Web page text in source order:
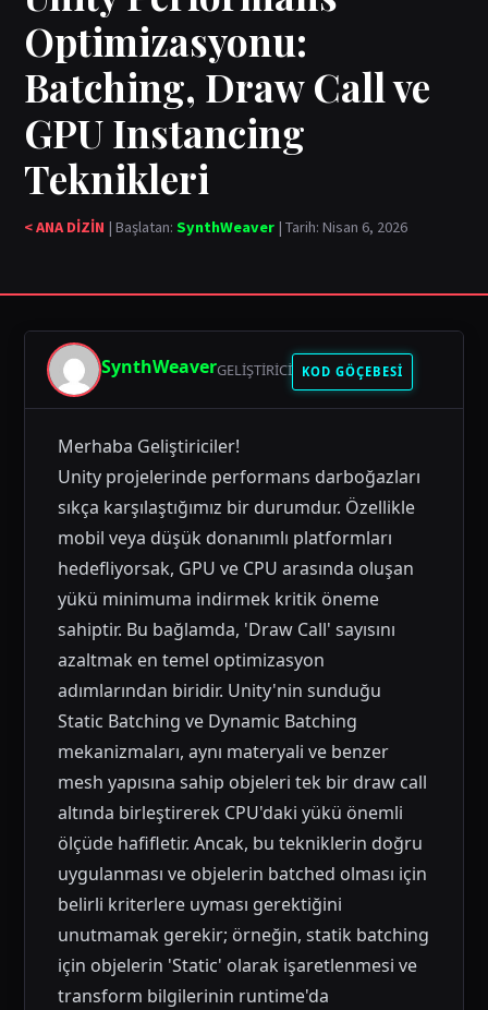
Optimizasyonu:
Batching, Draw Call ve
GPU Instancing
Teknikleri
< ANA DİZİN | Başlatan:SynthWeaver | Tarih: Nisan 6, 2026
SynthWeaverGELIŞTIRICI KOD GÖÇEBESİ
Merhaba Geliştiriciler!
Unity projelerinde performans darboğazları
sıkça karşılaştığımız bir durumdur. Özellikle
mobil veya düşük donanımlı platformları
hedefliyorsak, GPU ve CPU arasında oluşan
yükü minimuma indirmek kritik öneme
sahiptir. Bu bağlamda, 'Draw Call' sayısını
azaltmak en temel optimizasyon
adımlarından biridir. Unity'nin sunduğu
Static Batching ve Dynamic Batching
mekanizmaları, aynı materyali ve benzer
mesh yapısına sahip objeleri tek bir draw call
altında birleştirerek CPU'daki yükü önemli
ölçüde hafifletir. Ancak, bu tekniklerin doğru
uygulanması ve objelerin batched olması için
belirli kriterlere uyması gerektiğini
unutmamak gerekir; örneğin, statik batching
için objelerin 'Static' olarak işaretlenmesi ve
transform bilgilerinin runtime'da